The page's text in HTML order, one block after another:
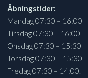
Åbningstider:
Mandag 07:30 – 16:00
Tirsdag 07:30 – 16:00
Onsdag 07:30 – 15:30
Torsdag 07:30 – 15:30
Fredag 07:30 – 14:00.